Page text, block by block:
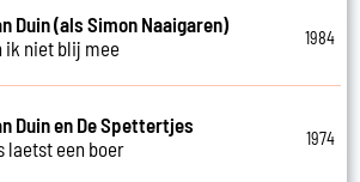
Duin (als Simon Naaigaren)
ik niet blij mee
1984
Duin en De Spettertjes
laetst een boer
1974